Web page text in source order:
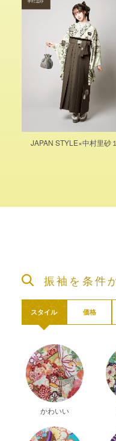
JAPAN STYLE×中村里砂１
振袖を条件
スタイル 価格
かわいい